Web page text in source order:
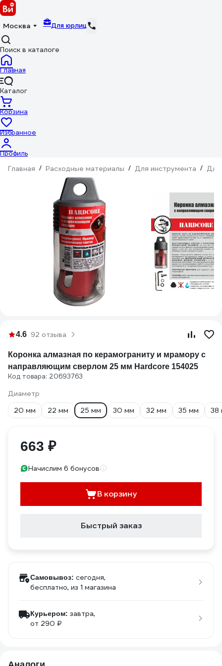
Москва Для юрлиц
Поиск в каталоге
Главная
Каталог
Корзина
Избранное
Профиль
Главная / Расходные материалы / Для инструмента / Для
4.6 92 отзыва
Коронка алмазная по керамограниту и мрамору с
направляющим сверлом 25 мм Hardcore 154025
Код товара: 20693763
Диаметр
20 мм
22 мм 25 мм 30 мм 32 мм 35 мм 38
663 ₽
Начислим 6 бонусов
В корзину
Быстрый заказ
Самовывоз: сегодня,
бесплатно, из 1 магазина
Курьером: завтра,
от 290 ₽